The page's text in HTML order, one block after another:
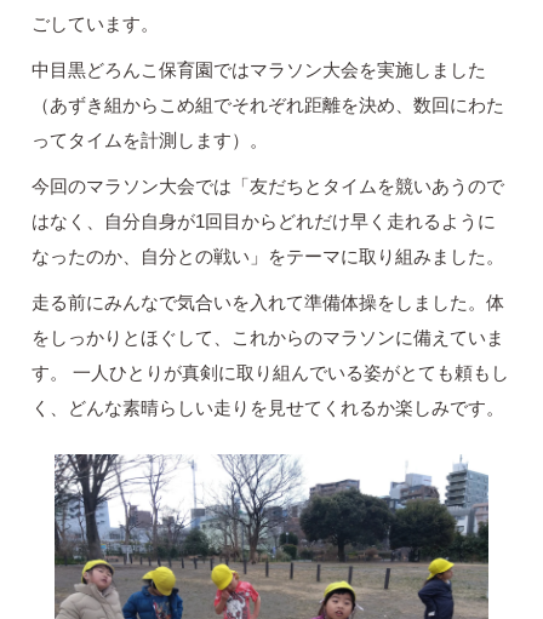
ごしています。
中目黒どろんこ保育園ではマラソン大会を実施しました
（あずき組からこめ組でそれぞれ距離を決め、数回にわた
ってタイムを計測します）。
今回のマラソン大会では「友だちとタイムを競いあうので
はなく、自分自身が1回目からどれだけ早く走れるように
なったのか、自分との戦い」をテーマに取り組みました。
走る前にみんなで気合いを入れて準備体操をしました。体
をしっかりとほぐして、これからのマラソンに備えていま
す。 一人ひとりが真剣に取り組んでいる姿がとても頼もし
く、どんな素晴らしい走りを見せてくれるか楽しみです。